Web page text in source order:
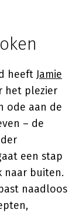
heeft Jamie
het plezier
ode aan de
– de
een stap
naar buiten.
naadloos